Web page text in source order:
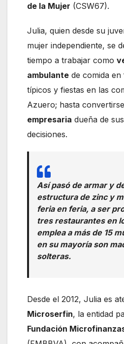
de la Mujer (CSW67).
Julia, quien desde su
mujer independiente, se
tiempo a trabajar como
ambulante de comida en
típicos y fiestas en las
Azuero; hasta
empresaria dueña de
decisiones.
Así pasó de armar y
estructura de zinc y
feria en feria, a ser
tres restaurantes en
emplea a más de 15
en su mayoría son
solteras.
Desde el 2012, Julia es
Microserfin, la entidad
Fundación